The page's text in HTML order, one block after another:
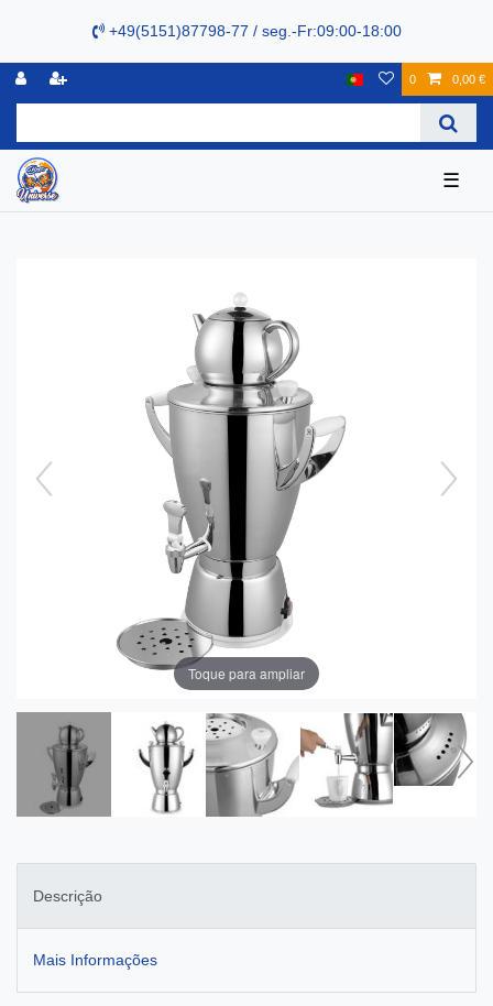
+49(5151)87798-77 / seg.-Fr:09:00-18:00
0 0,00 €
☰
Toque para ampliar
Descrição
Mais Informações